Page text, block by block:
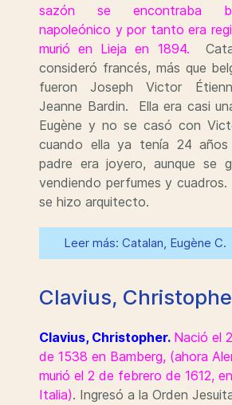
sazón se encontraba
napoleónico y por tanto era
murió en Lieja en 1894.
consideró francés, más que
fueron Joseph Victor
Jeanne Bardin. Ella era casi
Eugène y no se casó con
cuando ella ya tenía 24
padre era joyero, aunque se
vendiendo perfumes y
se hizo arquitecto.
Leer más: Catalan, Eugène C.
Clavius,
Clavius, Christopher. Nació el
de 1538 en Bamberg, (ahora
murió el 2 de febrero de 1612,
Italia). Ingresó a la Orden